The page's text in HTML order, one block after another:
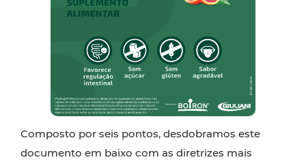
Composto por seis pontos, desdobramos este
documento em baixo com as diretrizes mais